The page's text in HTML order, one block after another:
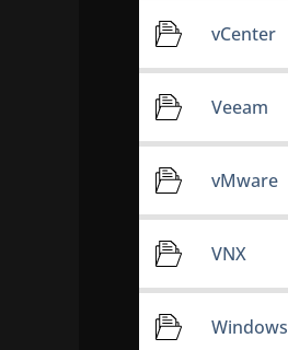
vCenter
Veeam
vMware
VNX
Windows